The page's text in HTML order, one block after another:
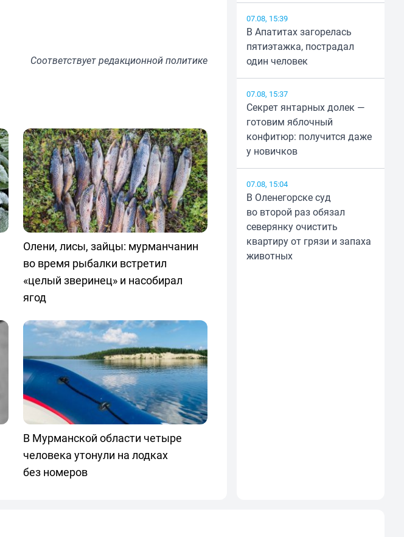
Соответствуетредакционной политике
Олени, лисы, зайцы: мурманчанин
во время рыбалки встретил
«целый зверинец» и насобирал
ягод
В Мурманской области четыре
человека утонули на лодках
без номеров
07.08, 15:39
В Апатитах загорелась
пятиэтажка, пострадал
один человек
07.08, 15:37
Секрет янтарных долек —
готовим яблочный
конфитюр: получится даже
у новичков
07.08, 15:04
В Оленегорске суд
во второй раз обязал
северянку очистить
квартиру от грязи и запаха
животных